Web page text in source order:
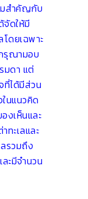
มสำคัญกับ
จัดให้มี
โดยเฉพาะ
รุณามอบ
มดา แต่
ที่ได้มีส่วน
นแนวคิด
งเห็นและ
ะเลและ
รวมถึง
ะมีจำนวน